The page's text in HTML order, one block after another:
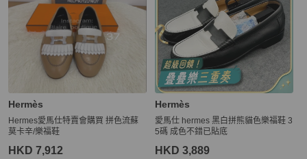
Hermès
Hermes愛馬仕特賣會購買 拼色流蘇
莫卡辛/樂福鞋
HKD 7,912
Hermès
愛馬仕 hermes 黑白拼熊貓色樂福鞋 3
5碼 成色不錯已貼底
HKD 3,889